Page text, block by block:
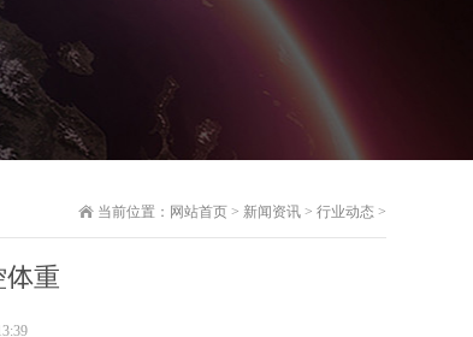
当前位置： 网站首页> 新闻资讯> 行业动态 >
重